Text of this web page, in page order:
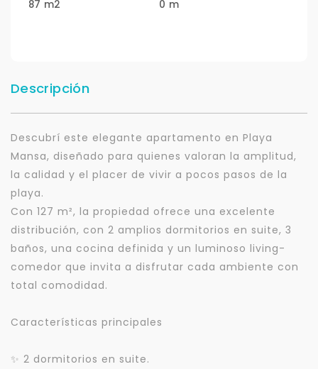
87 m2 0 m
Descripción
Descubrí este elegante apartamento en Playa
Mansa, diseñado para quienes valoran la amplitud,
la calidad y el placer de vivir a pocos pasos de la
playa.
Con 127 m², la propiedad ofrece una excelente
distribución, con 2 amplios dormitorios en suite, 3
baños, una cocina definida y un luminoso living-
comedor que invita a disfrutar cada ambiente con
total comodidad.
Características principales
✨ 2 dormitorios en suite.